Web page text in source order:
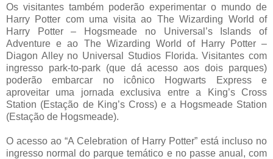
Os visitantes também poderão experimentar o mundo de
Harry Potter com uma visita ao The Wizarding World of
Harry Potter – Hogsmeade no Universal’s Islands of
Adventure e ao The Wizarding World of Harry Potter –
Diagon Alley no Universal Studios Florida. Visitantes com
ingresso park-to-park (que dá acesso aos dois parques)
poderão embarcar no icônico Hogwarts Express e
aproveitar uma jornada exclusiva entre a King’s Cross
Station (Estação de King’s Cross) e a Hogsmeade Station
(Estação de Hogsmeade).
O acesso ao “A Celebration of Harry Potter” está incluso no
ingresso normal do parque temático e no passe anual, com